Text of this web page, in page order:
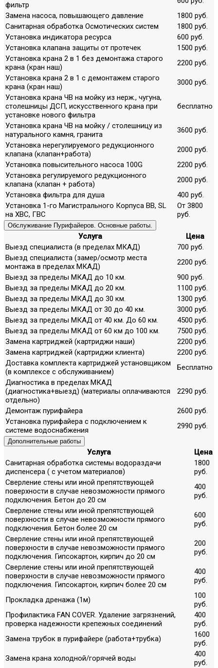
фильтр
Замена насоса, повышающего давление
1800 руб.
Санитарная обработка Осмотических систем
1800 руб.
Установка индикатора ресурса
600 руб.
Установка клапана защиты от протечек
1500 руб.
Установка крана 2 в 1 без демонтажа старого
крана (кран наш)
2200 руб.
Установка крана 2 в 1 с демонтажем старого
крана (кран наш)
3000 руб.
Установка крана ЧВ на мойку из нерж., чугуна,
столешницы ДСП, искусственного крана при
установке нового фильтра
бесплатно
Установка крана ЧВ на мойку / столешницу из
натурального камня, гранита
3600 руб.
Установка нерегулируемого редукционного
клапана (клапан+работа)
2000 руб.
Установка повысительного насоса 100G
2200 руб.
Установка регулируемого редукционного
клапана (клапан + работа)
2000 руб.
Установка фильтра для душа
400 руб.
Установка 1-го Магистрального Корпуса ВВ, SL
на ХВС, ГВС
От 3800
руб.
Обслуживание Пурифайеров. Основные работы.
Услуга
Цена
Выезд специалиста (в пределах МКАД)
700 руб.
Выезд специалиста (замер/осмотр места
монтажа в пределах МКАД)
2200 руб.
Выезд за пределы МКАД до 10 км.
900 руб.
Выезд за пределы МКАД до 20 км.
1100 руб.
Выезд за пределы МКАД до 30 км.
1300 руб.
Выезд за пределы МКАД от 30 до 40 км.
3000 руб.
Выезд за пределы МКАД от 40 км. До 60 км.
4500 руб.
Выезд за пределы МКАД от 60 км до 100 км.
7500 руб.
Замена картриджей (картриджи наши)
2200 руб.
Замена картриджей (картриджи клиента)
2200 руб.
Доставка комплекта картриджей установщиком
(в комплексе с обслуживанием)
Бесплатно
Диагностика в пределах МКАД
(диагностика+выезд) (материалы оплачиваются
отдельно)
2290 руб.
Демонтаж пурифайера
2600 руб.
Установка пурифайера с подключением к
системе водоснабжения
2990 руб.
Дополнительные работы
Услуга
Цена
Санитарная обработка системы водораздачи
диспенсера ( с учетом материалов)
1800
руб.
Сверление стены или иной препятствующей
поверхности в случае невозможности прямого
подключения. Бетон до 20 см
400
руб.
Сверление стены или иной препятствующей
поверхности в случае невозможности прямого
подключения. Бетон более 20 см
600
руб.
Сверление стены или иной препятствующей
поверхности в случае невозможности прямого
подключения. Гипсокартон, кирпич до 20 см
200
руб.
Сверление стены или иной препятствующей
поверхности в случае невозможности прямого
подключения. Гипсокартон, кирпич более 20 см
400
руб.
Прокладка дренажа (1м)
100
руб.
Профилактика FAN COVER. Удаление загрязнений,
проверка надежности крепежных соединений
400
руб.
Замена трубок в пурифайере (работа+трубка)
1600
руб.
Замена крана холодной/горячей воды
400
руб.